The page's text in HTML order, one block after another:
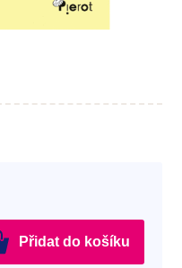
Přidat do košíku